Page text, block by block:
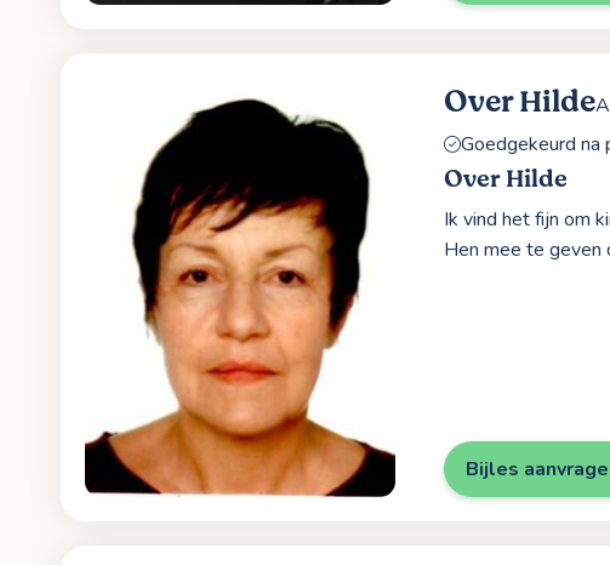
Over Hilde
Goedgekeurd na
Over Hilde
Ik vind het fijn om
Hen mee te geven
Bijles